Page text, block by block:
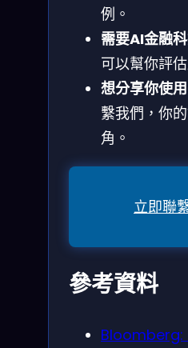
例。
需要AI金融
可以幫你評
想分享你使
繫我們，你
角。
立即聯
參考資料
Bloomberg: